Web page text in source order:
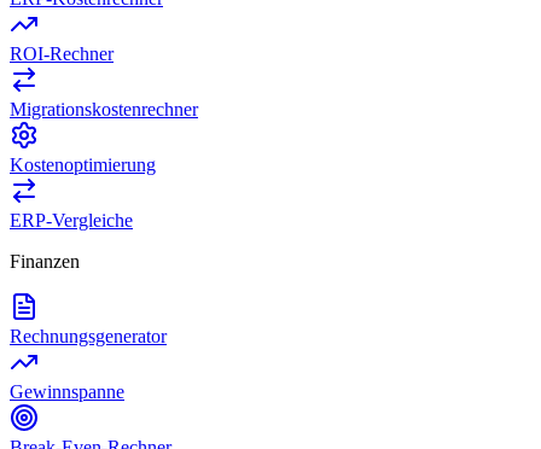
ROI-Rechner
Migrationskostenrechner
Kostenoptimierung
ERP-Vergleiche
Finanzen
Rechnungsgenerator
Gewinnspanne